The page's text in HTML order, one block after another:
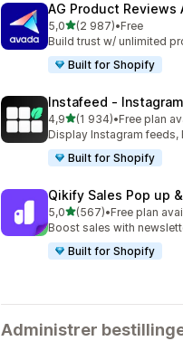
AG Product Reviews
5,0av 5 stjerner
(2 987)
Totalt 2987 omtaler
•Free
Build trust w/ unlimited
Built for Shopify
Instafeed ‑
4,9av 5 stjerner
(1 934)
Totalt 1934 omtaler
•Free plan
Display Instagram feeds,
Built for Shopify
Qikify Sales Pop up
5,0av 5 stjerner
(567)
Totalt 567 omtaler
•Free plan
Boost sales with
Built for Shopify
Administrer